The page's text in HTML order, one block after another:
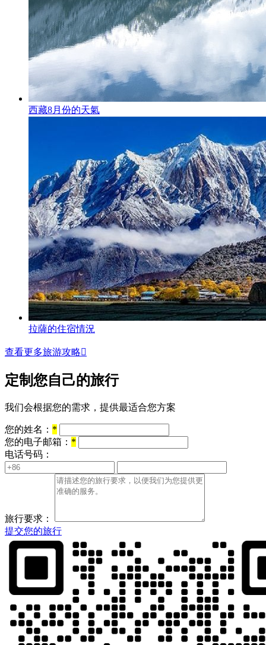
西藏8月份的天氣
拉薩的住宿情況
查看更多旅游攻略
定制您自己的旅行
我们会根据您的需求，提供最适合您方案
您的姓名： *
您的电子邮箱： *
电话号码：
旅行要求：
提交您的旅行